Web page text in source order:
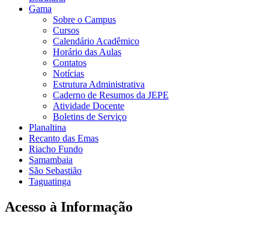
Gama
Sobre o Campus
Cursos
Calendário Acadêmico
Horário das Aulas
Contatos
Notícias
Estrutura Administrativa
Caderno de Resumos da JEPE
Atividade Docente
Boletins de Serviço
Planaltina
Recanto das Emas
Riacho Fundo
Samambaia
São Sebastião
Taguatinga
Acesso à Informação